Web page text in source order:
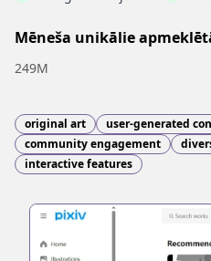
Mēneša unikālie
249M
original art
user-generated
community engagement
interactive features